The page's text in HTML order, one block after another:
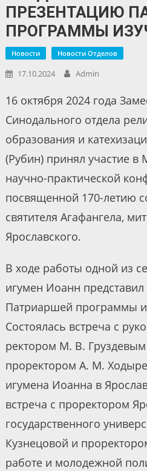
ПРЕЗЕНТАЦИЮ
ПРОГРАММЫ
Новости Новости Отделов
17.10.2024 Admin
16 октября 2024 года
Синодального отдела
образования и
(Рубин) принял участие
научно-практической
посвященной 170-летию
святителя Агафангела,
Ярославского.
В ходе работы одной из
игумен Иоанн
Патриаршей программы
Состоялась встреча с
ректором М. В.
проректором А. М.
игумена Иоанна в
встреча с проректором
государственного
Кузнецовой и
работе и молодежной